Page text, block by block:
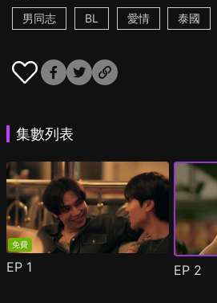
男同志
BL 愛情 泰國
集數列表
免費
EP 1 EP 2